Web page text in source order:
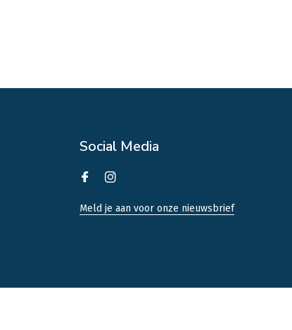
Social Media
Meld je aan voor onze nieuwsbrief